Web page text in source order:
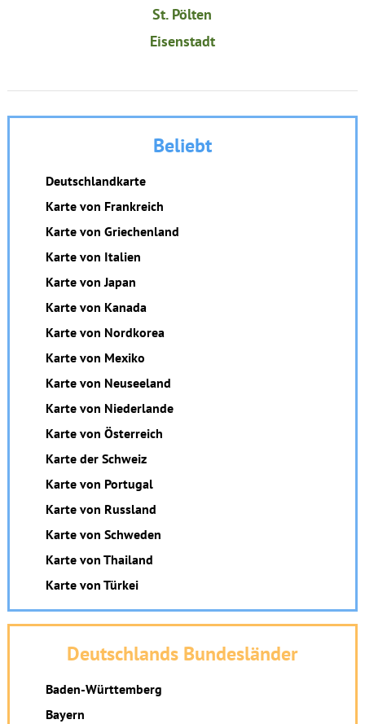
St. Pölten
Eisenstadt
Beliebt
Deutschlandkarte
Karte von Frankreich
Karte von Griechenland
Karte von Italien
Karte von Japan
Karte von Kanada
Karte von Nordkorea
Karte von Mexiko
Karte von Neuseeland
Karte von Niederlande
Karte von Österreich
Karte der Schweiz
Karte von Portugal
Karte von Russland
Karte von Schweden
Karte von Thailand
Karte von Türkei
Deutschlands Bundesländer
Baden-Württemberg
Bayern